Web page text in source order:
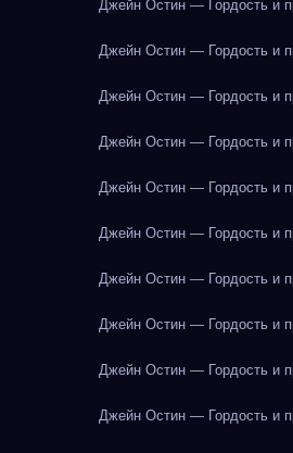
Джейн Остин — Гордость и
Джейн Остин — Гордость и
Джейн Остин — Гордость и
Джейн Остин — Гордость и
Джейн Остин — Гордость и
Джейн Остин — Гордость и
Джейн Остин — Гордость и
Джейн Остин — Гордость и
Джейн Остин — Гордость и
Джейн Остин — Гордость и